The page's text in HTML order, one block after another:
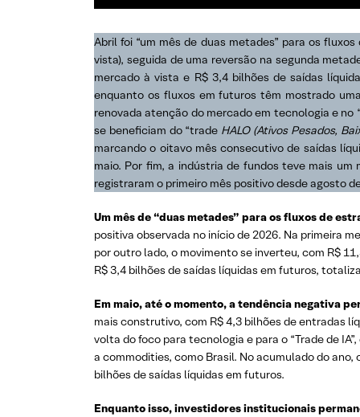
Abril foi “um mês de duas metades” para os
vista), seguida de uma reversão na segunda
mercado à vista e R$ 3,4 bilhões de saídas
enquanto os fluxos em futuros têm mostrado
renovada atenção do mercado em tecnologia e no
se beneficiam do “trade HALO (Ativos Pesados,
marcando o oitavo mês consecutivo de saídas
maio. Por fim, a indústria de fundos teve mais
registraram o primeiro mês positivo desde agosto
Um mês de “duas metades” para os fluxos de
positiva observada no início de 2026. Na primeira
por outro lado, o movimento se inverteu, com R$
R$ 3,4 bilhões de saídas líquidas em futuros,
Em maio, até o momento, a tendência negativa
mais construtivo, com R$ 4,3 bilhões de entradas
volta do foco para tecnologia e para o “Trade de
a commodities, como Brasil. No acumulado do
bilhões de saídas líquidas em futuros.
Enquanto isso, investidores institucionais